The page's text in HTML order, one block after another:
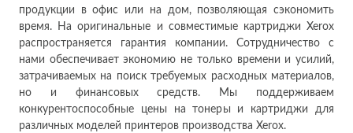
продукции в офис или на дом, позволяющая сэкономить
время. На оригинальные и совместимые картриджи Xerox
распространяется гарантия компании. Сотрудничество с
нами обеспечивает экономию не только времени и усилий,
затрачиваемых на поиск требуемых расходных материалов,
но и финансовых средств. Мы поддерживаем
конкурентоспособные цены на тонеры и картриджи для
различных моделей принтеров производства Xerox.